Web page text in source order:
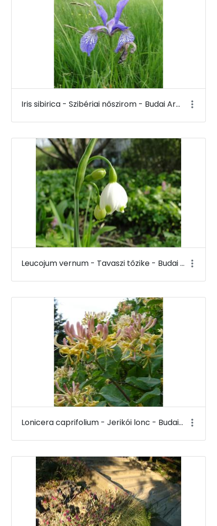
Iris sibirica - Szibériai nőszirom - Budai Arborétum
Leucojum vernum - Tavaszi tőzike - Budai Arborétum
Lonicera caprifolium - Jerikói lonc - Budai Arborétum